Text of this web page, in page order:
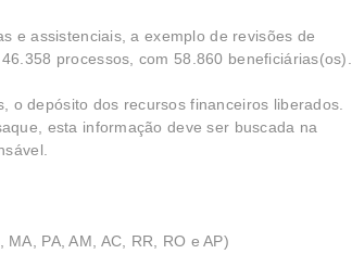
e assistenciais, a exemplo de revisões de
processos, com 58.860 beneficiárias(os).
o depósito dos recursos financeiros liberados.
esta informação deve ser buscada na
PA, AM, AC, RR, RO e AP)